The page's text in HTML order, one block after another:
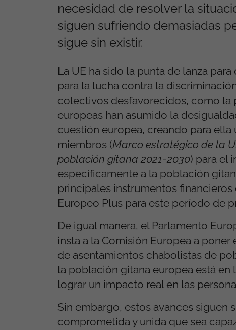
necesidad de resolver la
siguen sufriendo demasiadas
sigue sin existir.
La UE ha sido la punta de lanza
para la lucha contra la
colectivos desfavorecidos, como la
europeas han asumido la
cuestión europea, creando para
miembros (Marco estratégico de la
población gitana 2021-2030) para el
específicamente a la población
principales instrumentos
Europeo Plus para este período de
De igual manera, el Parlamento
insta a la Comisión Europea a
de asentamientos chabolistas de
la población gitana europea está en
lograr un impacto real en las
Sin embargo, estos avances siguen
comprometida y unida que sea